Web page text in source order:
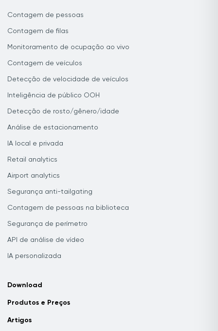
Contagem de pessoas
Contagem de filas
Monitoramento de ocupação ao vivo
Contagem de veículos
Detecção de velocidade de veículos
Inteligência de público OOH
Detecção de rosto/gênero/idade
Análise de estacionamento
IA local e privada
Retail analytics
Airport analytics
Segurança anti-tailgating
Contagem de pessoas na biblioteca
Segurança de perímetro
API de análise de vídeo
IA personalizada
Download
Produtos e Preços
Artigos